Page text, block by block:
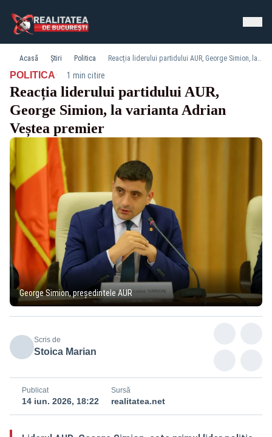
Acasă Știri Politica Reacția liderului partidului AUR, George Simion, la varianta Adrian Veștea premier
POLITICA· 1 min citire
Reacția liderului partidului AUR,
George Simion, la varianta Adrian
Veștea premier
George Simion, președintele AUR
Scris de
Stoica Marian
Publicat
14 iun. 2026, 18:22
Sursă
realitatea.net